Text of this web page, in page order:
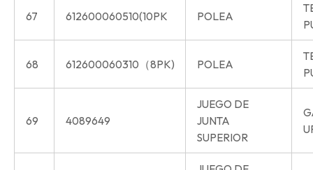
67 612600060510(10PK POLEA
68 612600060310（8PK) POLEA
69 4089649
JUEGO DE
JUNTA
SUPERIOR